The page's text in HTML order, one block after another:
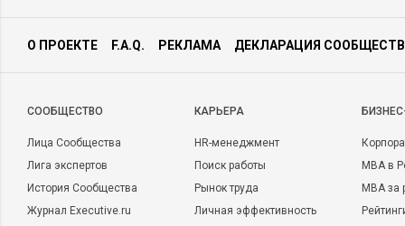
О ПРОЕКТЕ F.A.Q. РЕКЛАМА ДЕКЛАРАЦИЯ
CООБЩЕСТВО
Лица Сообщества
Лига экспертов
История Сообщества
Журнал Executive.ru
КАРЬЕРА
HR-менеджмент
Поиск работы
Рынок труда
Личная эффективность
MBA в
MBA